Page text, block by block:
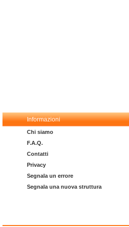
Informazioni
Chi siamo
F.A.Q.
Contatti
Privacy
Segnala un errore
Segnala una nuova struttura